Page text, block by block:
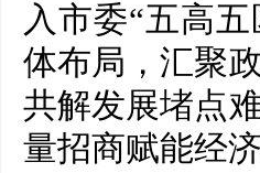
入市委“五高
体布局，汇聚
共解发展堵点
量招商赋能经